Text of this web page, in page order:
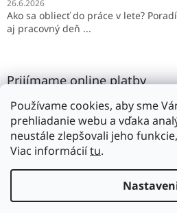
Používame cookies, aby sme
prehliadanie webu a vďaka
neustále zlepšovali jeho
Viac informáciítu.
26.6.2026
Ako sa obliecť do práce v lete?
aj pracovný deň ...
Prijímame online platby